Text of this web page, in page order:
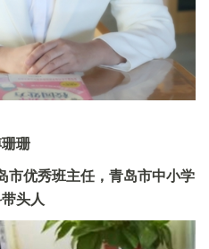
珊
市优秀班主任，青岛市中小学
头人